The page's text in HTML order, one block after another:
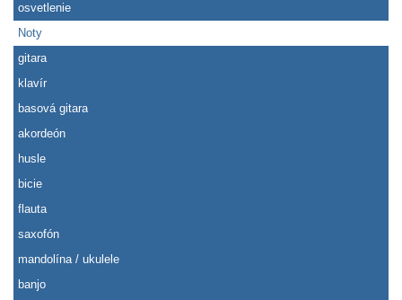
osvetlenie
Noty
gitara
klavír
basová gitara
akordeón
husle
bicie
flauta
saxofón
mandolína / ukulele
banjo